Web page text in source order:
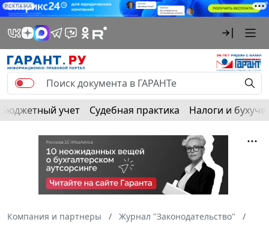
РЕКЛАМА
Бюджетный учет Судебная практика Налоги и
Компания и партнеры
Журнал "Законодательство"